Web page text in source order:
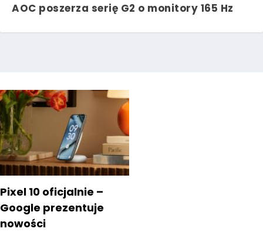
AOC poszerza serię G2 o monitory 165 Hz
Pixel 10 oficjalnie –
Google prezentuje
nowości